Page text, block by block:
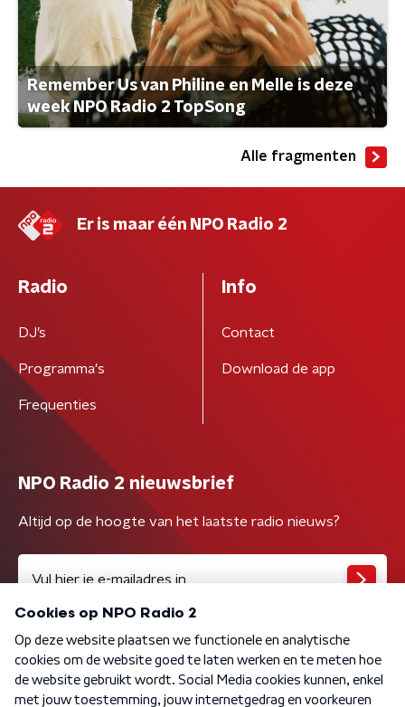
Remember Us van Philine en Melle is deze
week NPO Radio 2 TopSong
Alle fragmenten
Er is maar één NPO Radio 2
Radio
DJ’s
Programma's
Frequenties
Info
Contact
Download de app
NPO Radio 2 nieuwsbrief
Altijd op de hoogte van het laatste radio nieuws?
Algemene voorwaarden